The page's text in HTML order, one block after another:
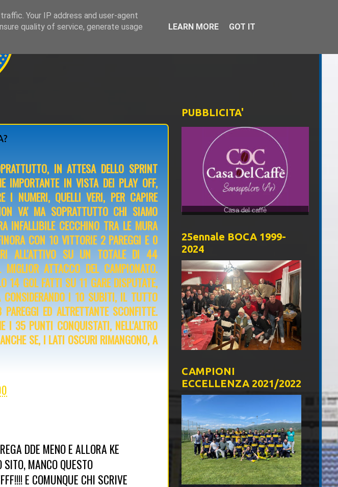
IN ATTESA DELLO SPRINT
IMPORTANTE IN VISTA DEI PLAY OFF,
I NUMERI, QUELLI VERI, PER CAPIRE
VA' MA SOPRATTUTTO CHI SIAMO
INFALLIBILE CECCHINO TRA LE MURA
CON 10 VITTORIE 2 PAREGGI E 0
ALL'ATTIVO SU UN TOTALE DI 44
ATTACCO DEL CAMPIONATO.
14 GOL FATTI SU 11 GARE DISPUTATE,
I 10 SUBITI, IL TUTTO
ED ALTRETTANTE SCONFITTE.
I 35 PUNTI CONQUISTATI, NELL'ALTRO
SE, I LATI OSCURI RIMANGONO, A
DDE MENO E ALLORA KE
MANCO QUESTO
E COMUNQUE CHI SCRIVE
PUBBLICITA'
25ennale BOCA 1999-
2024
CAMPIONI
ECCELLENZA 2021/2022
Your IP address and user-agent
quality of service, generate usage
LEARN MORE GOT IT